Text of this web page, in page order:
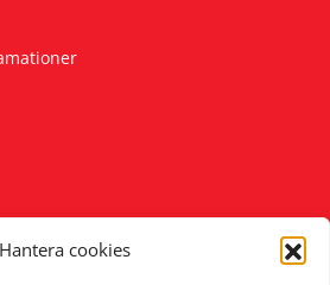
Hantera cookies